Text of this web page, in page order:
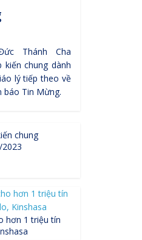
Thánh Cha
kiến chung dành
lý tiếp theo về
báo Tin Mừng.
chung
hơn 1 triệu tín